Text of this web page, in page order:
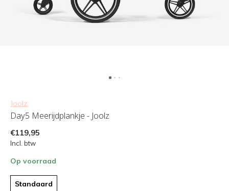
Joolz
Day5 Meerijdplankje - Joolz
€119,95
Incl. btw
Op voorraad
Standaard